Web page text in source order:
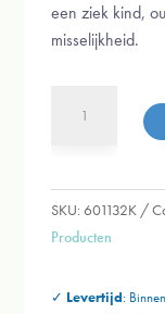
een ziek kind,
misselijkheid.
aantal
SKU:601132K
Producten
✓ Levertijd: